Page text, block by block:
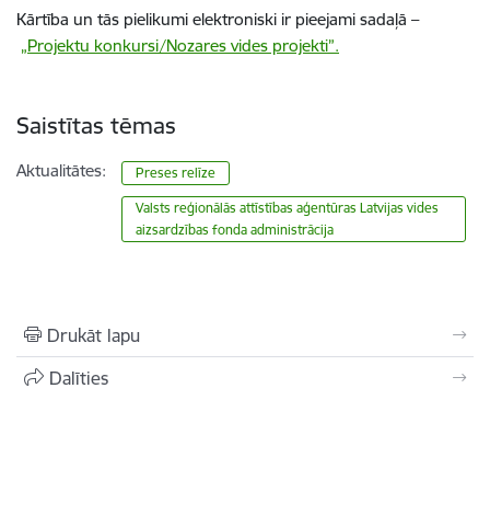
Kārtība un tās pielikumi elektroniski ir pieejami sadaļā –
„Projektu konkursi/Nozares vides projekti”.
Saistītas tēmas
Aktualitātes: Preses relīze
Valsts reģionālās attīstības aģentūras Latvijas vides
aizsardzības fonda administrācija
Drukāt lapu
Dalīties